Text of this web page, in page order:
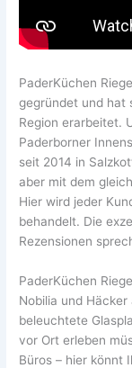
PaderKüchen
gegründet und hat
Region erarbeitet.
Paderborner
seit 2014 in
aber mit dem
Hier wird jeder
behandelt. Die
Rezensionen
PaderKüchen
Nobilia und
beleuchtete
vor Ort erleben
Büros – hier könnt